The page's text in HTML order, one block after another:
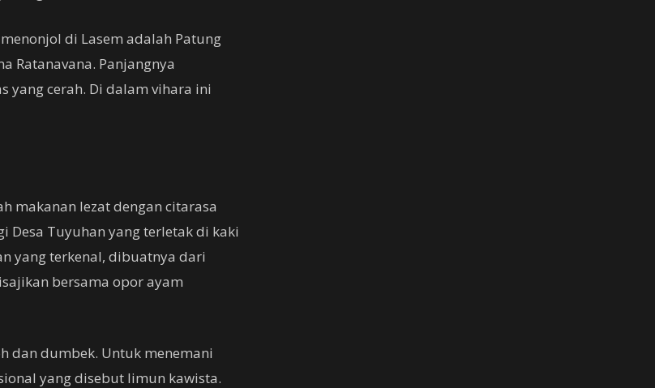
di Lasem adalah Patung
Ratanavana. Panjangnya
yang cerah. Di dalam vihara ini
makanan lezat dengan citarasa
Desa Tuyuhan yang terletak di kaki
yang terkenal, dibuatnya dari
bersama opor ayam
dan dumbek. Untuk menemani
yang disebut limun kawista.